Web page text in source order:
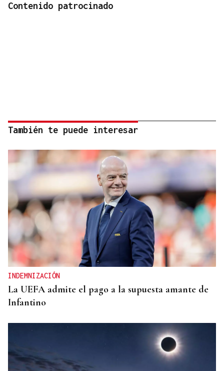
Contenido patrocinado
También te puede interesar
INDEMNIZACIÓN
La UEFA admite el pago a la supuesta amante de
Infantino